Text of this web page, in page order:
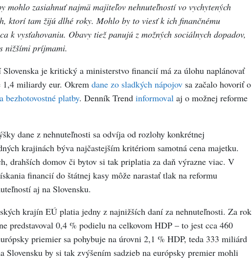
mohlo zasiahnuť najmä majiteľov nehnuteľností vo vychytených
ktorí tam žijú dlhé roky. Mohlo by to viesť k ich finančnému
k vysťahovaniu. Obavy tiež panujú z možných sociálnych dopadov,
nižšími príjmami.
je kritický a ministerstvo financií má za úlohu naplánovať
miliardy eur. Okrem dane zo sladkých nápojovsa začalo hovoriť o
bezhotovostné platby. Denník Trend informovalaj o možnej reforme
dane z nehnuteľnosti sa odvíja od rozlohy konkrétnej
krajinách býva najčastejším kritériom samotná cena majetku.
drahších domov či bytov si tak priplatia za daň výrazne viac. V
financií do štátnej kasy môže narastať tlak na reformu
aj na Slovensku.
krajín EÚ platia jedny z najnižších daní za nehnuteľnosti. Za rok
predstavoval 0,4 % podielu na celkovom HDP – to jest cca 460
priemier sa pohybuje na úrovni 2,1 % HDP, teda 333 miliárd
Slovensku by si tak zvýšením sadzieb na európsky premier mohli